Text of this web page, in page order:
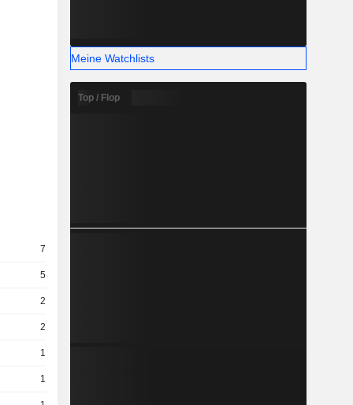
7
5
2
2
1
1
Meine Watchlists
Top / Flop